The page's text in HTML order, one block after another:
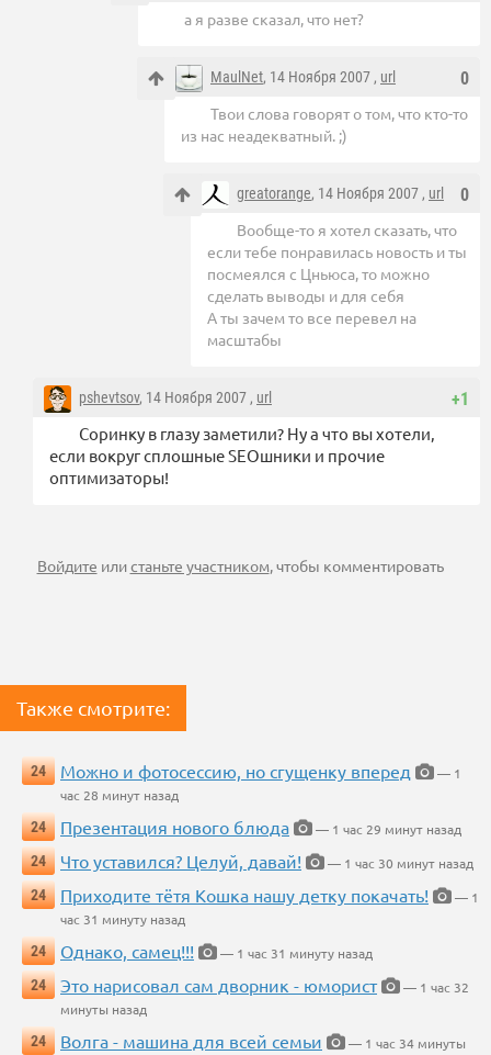
а я разве сказал, что нет?
0
MaulNet, 14 Ноября 2007 , url
Твои слова говорят о том, что кто-то
из нас неадекватный. ;)
0
greatorange, 14 Ноября 2007 , url
Вообще-то я хотел сказать, что
если тебе понравилась новость и ты
посмеялся с Цньюса, то можно
сделать выводы и для себя
А ты зачем то все перевел на
масштабы
+1
pshevtsov, 14 Ноября 2007 , url
Соринку в глазу заметили? Ну а что вы хотели,
если вокруг сплошные SEOшники и прочие
оптимизаторы!
Войдите илистаньте участником, чтобы комментировать
Также смотрите:
24 Можно и фотосессию, но сгущенку вперед
— 1
час 28 минут назад
24
Презентация нового блюда
— 1 час 29 минут назад
24
Что уставился? Целуй, давай!
— 1 час 30 минут назад
24
Приходите тётя Кошка нашу детку покачать!
— 1
час 31 минуту назад
24
Однако, самец!!!
— 1 час 31 минуту назад
24
Это нарисовал сам дворник - юморист
— 1 час 32
минуты назад
24
Волга - машина для всей семьи
— 1 час 34 минуты